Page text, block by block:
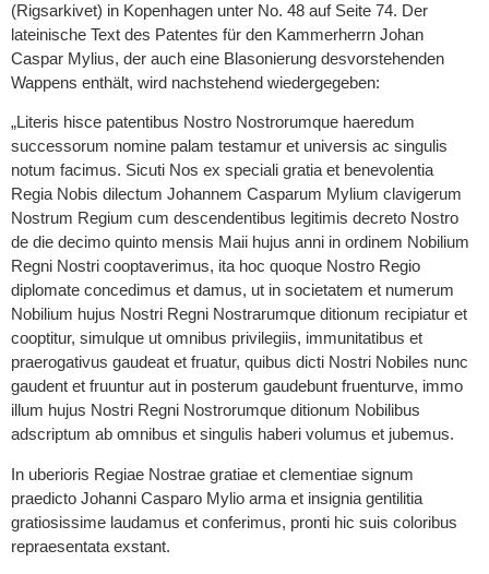
(Rigsarkivet) in Kopenhagen unter No. 48 auf Seite 74. Der
lateinische Text des Patentes für den Kammerherrn Johan
Caspar Mylius, der auch eine Blasonierung desvorstehenden
Wappens enthält, wird nachstehend wiedergegeben:
„Literis hisce patentibus Nostro Nostrorumque haeredum
successorum nomine palam testamur et universis ac singulis
notum facimus. Sicuti Nos ex speciali gratia et benevolentia
Regia Nobis dilectum Johannem Casparum Mylium clavigerum
Nostrum Regium cum descendentibus legitimis decreto Nostro
de die decimo quinto mensis Maii hujus anni in ordinem Nobilium
Regni Nostri cooptaverimus, ita hoc quoque Nostro Regio
diplomate concedimus et damus, ut in societatem et numerum
Nobilium hujus Nostri Regni Nostrarumque ditionum recipiatur et
cooptitur, simulque ut omnibus privilegiis, immunitatibus et
praerogativus gaudeat et fruatur, quibus dicti Nostri Nobiles nunc
gaudent et fruuntur aut in posterum gaudebunt fruenturve, immo
illum hujus Nostri Regni Nostrorumque ditionum Nobilibus
adscriptum ab omnibus et singulis haberi volumus et jubemus.
In uberioris Regiae Nostrae gratiae et clementiae signum
praedicto Johanni Casparo Mylio arma et insignia gentilitia
gratiosissime laudamus et conferimus, pronti hic suis coloribus
repraesentata exstant.